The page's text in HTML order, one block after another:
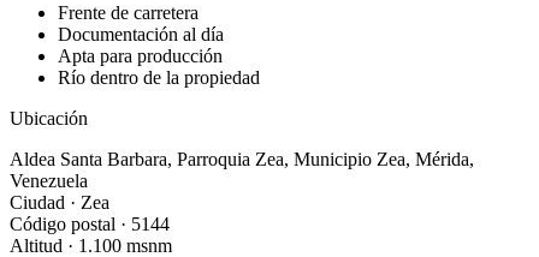
Frente de carretera
Documentación al día
Apta para producción
Río dentro de la propiedad
Ubicación
Aldea Santa Barbara, Parroquia Zea, Municipio Zea, Mérida,
Venezuela
Ciudad · Zea
Código postal · 5144
Altitud · 1.100 msnm